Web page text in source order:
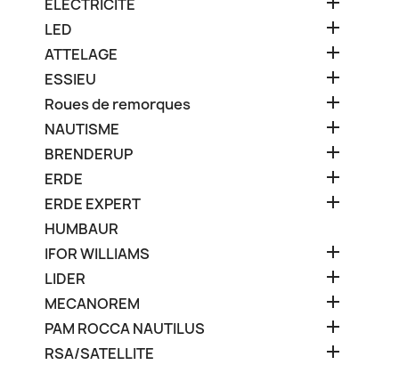
ELECTRICITE
LED 
ATTELAGE 
ESSIEU 
Roues de remorques 
NAUTISME 
BRENDERUP 
ERDE 
ERDE EXPERT 
HUMBAUR
IFOR WILLIAMS

LIDER 
MECANOREM 
PAM ROCCA NAUTILUS 
RSA/SATELLITE 